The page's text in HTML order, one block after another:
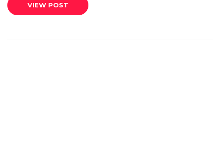
VIEW POST